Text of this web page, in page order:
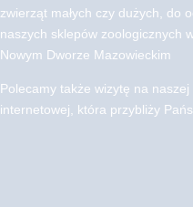
zwierząt małych czy dużych, do
naszych sklepów zoologicznych
Nowym Dworze Mazowieckim
Polecamy także wizytę na naszej
internetowej, która przybliży